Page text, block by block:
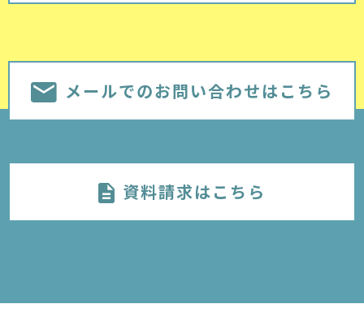
メールでのお問い合わせはこちら
資料請求はこちら